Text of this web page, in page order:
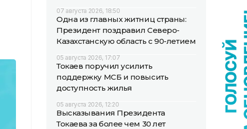
07 августа 2026, 18:50
Одна из главных житниц страны:
Президент поздравил Северо-
Казахстанскую область с 90-летием
05 августа 2026, 17:07
Токаев поручил усилить
поддержку МСБ и повысить
доступность жилья
05 августа 2026, 12:20
Высказывания Президента
Токаева за более чем 30 лет